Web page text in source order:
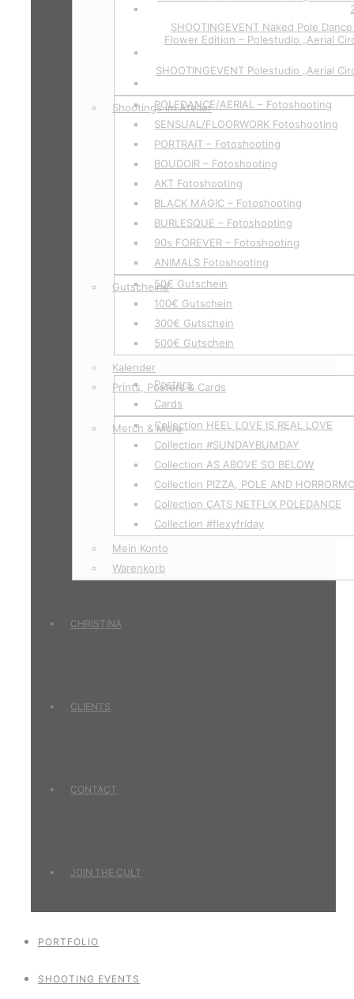
SHOOTINGEVENT Naked Pole
Flower Edition – Polestudio „Aerial
SHOOTINGEVENT Polestudio „Aerial
Shootings im Atelier
POLEDANCE/AERIAL – Fotoshooting
SENSUAL/FLOORWORK Fotoshooting
PORTRAIT – Fotoshooting
BOUDOIR – Fotoshooting
AKT Fotoshooting
BLACK MAGIC – Fotoshooting
BURLESQUE – Fotoshooting
90s FOREVER – Fotoshooting
ANIMALS Fotoshooting
Gutscheine50€ Gutschein
100€ Gutschein
300€ Gutschein
500€ Gutschein
Kalender
Prints, Posters & Cards
Posters
Cards
Merch & MoreCollection HEEL LOVE IS REAL LOVE
Collection #SUNDAYBUMDAY
Collection AS ABOVE SO BELOW
Collection PIZZA, POLE AND
Collection CATS NETFLIX POLEDANCE
Collection #flexyfriday
Mein Konto
Warenkorb
CHRISTINA
CLIENTS
CONTACT
JOIN THE CULT
PORTFOLIO
SHOOTING EVENTS